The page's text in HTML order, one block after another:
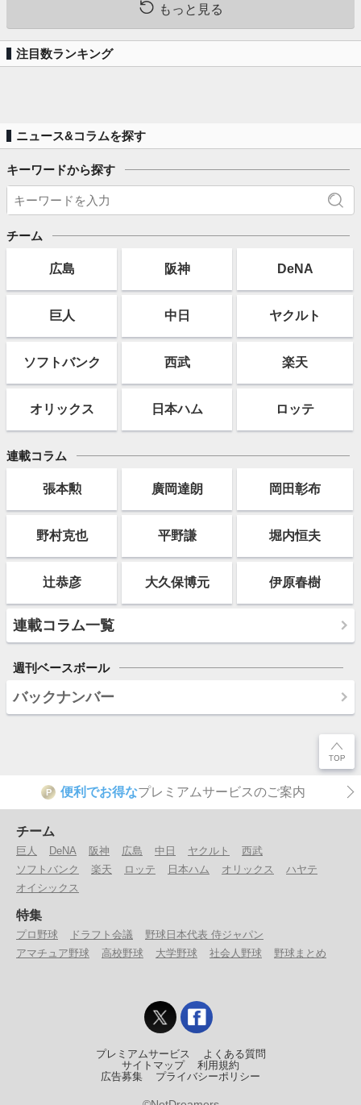
もっと見る
注目数ランキング
ニュース&コラムを探す
キーワードから探す
チーム
広島 阪神 DeNA
巨人 中日 ヤクルト
ソフトバンク 西武 楽天
オリックス 日本ハム ロッテ
連載コラム
張本勲 廣岡達朗 岡田彰布
野村克也 平野謙 堀内恒夫
辻恭彦 大久保博元 伊原春樹
連載コラム一覧
週刊ベースボール
バックナンバー
P 便利でお得なプレミアムサービスのご案内
チーム
巨人 DeNA 阪神 広島 中日 ヤクルト
西武
ソフトバンク
楽天 ロッテ 日本ハム オリックス
ハヤテ
オイシックス
特集
プロ野球 ドラフト会議
野球日本代表 侍ジャパン
アマチュア野球
高校野球 大学野球 社会人野球 野球まとめ
プレミアムサービス
よくある質問
サイトマップ
利用規約
広告募集
プライバシーポリシー